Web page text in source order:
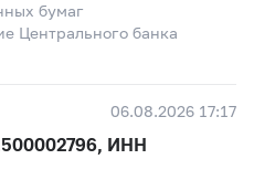
бумаг
Центрального банка
06.08.2026 17:17
ИНН